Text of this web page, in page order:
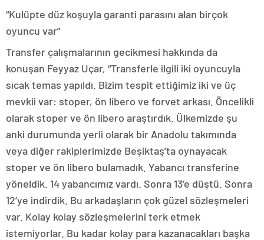
“Kulüpte düz koşuyla garanti parasını alan birçok
oyuncu var”
Transfer çalışmalarının gecikmesi hakkında da
konuşan Feyyaz Uçar, “Transferle ilgili iki oyuncuyla
sıcak temas yapıldı. Bizim tespit ettiğimiz iki ve üç
mevkii var: stoper, ön libero ve forvet arkası. Öncelikli
olarak stoper ve ön libero araştırdık. Ülkemizde şu
anki durumunda yerli olarak bir Anadolu takımında
veya diğer rakiplerimizde Beşiktaş’ta oynayacak
stoper ve ön libero bulamadık. Yabancı transferine
yöneldik. 14 yabancımız vardı. Sonra 13’e düştü. Sonra
12’ye indirdik. Bu arkadaşların çok güzel sözleşmeleri
var. Kolay kolay sözleşmelerini terk etmek
istemiyorlar. Bu kadar kolay para kazanacakları başka